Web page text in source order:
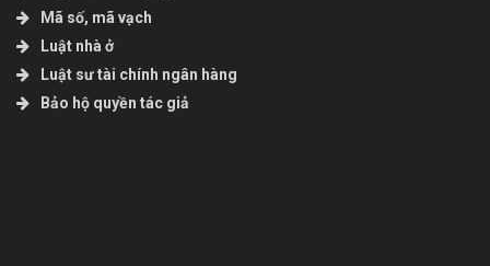
Mã số, mã vạch
Luật nhà ở
Luật sư tài chính ngân hàng
Bảo hộ quyền tác giả